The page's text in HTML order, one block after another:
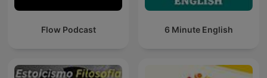
Flow Podcast 6 Minute English